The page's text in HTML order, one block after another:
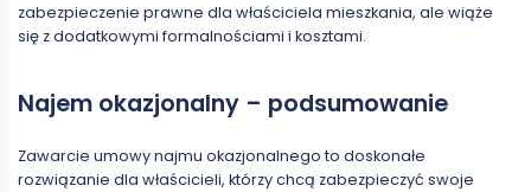
zabezpieczenie prawne dla właściciela mieszkania, ale wiąże
się z dodatkowymi formalnościami i kosztami.
Najem okazjonalny – podsumowanie
Zawarcie umowy najmu okazjonalnego to doskonałe
rozwiązanie dla właścicieli, którzy chcą zabezpieczyć swoje